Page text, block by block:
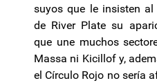
suyos que le insisten al
de River Plate su
que une muchos
Massa ni Kicillof y,
el Círculo Rojo no sería